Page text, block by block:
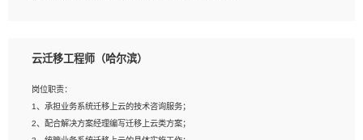
岗位要求：
2、熟悉tensorflow，keras，pytorch等常规深度学习框架，快速根据客户需求实现
有效的模型；
3、熟悉掌握至少一种编程语言，如：Python，Java；
云迁移工程师（哈尔滨）
岗位职责：
1、承担业务系统迁移上云的技术咨询服务；
2、配合解决方案经理编写迁移上云类方案；